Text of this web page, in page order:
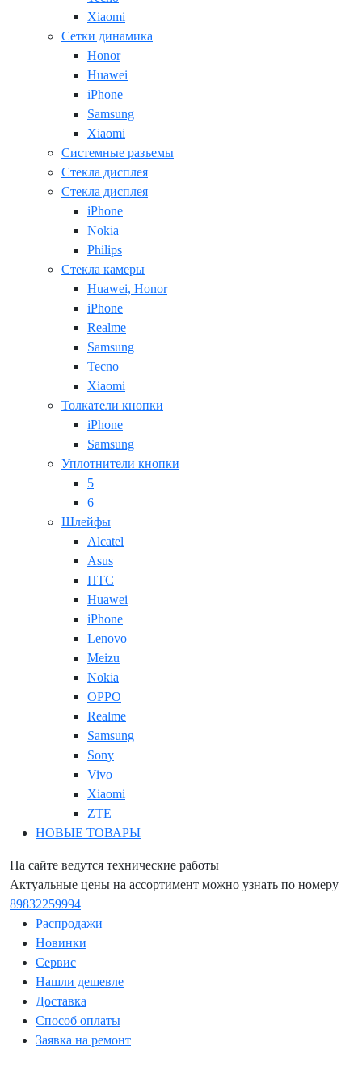
Xiaomi
Сетки динамика
Honor
Huawei
iPhone
Samsung
Xiaomi
Системные разъемы
Стекла дисплея
Стекла дисплея
iPhone
Nokia
Philips
Стекла камеры
Huawei, Honor
iPhone
Realme
Samsung
Tecno
Xiaomi
Толкатели кнопки
iPhone
Samsung
Уплотнители кнопки
5
6
Шлейфы
Alcatel
Asus
HTC
Huawei
iPhone
Lenovo
Meizu
Nokia
OPPO
Realme
Samsung
Sony
Vivo
Xiaomi
ZTE
НОВЫЕ ТОВАРЫ
На сайте ведутся технические работы
Актуальные цены на ассортимент можно узнать по номеру
89832259994
Распродажи
Новинки
Сервис
Нашли дешевле
Доставка
Способ оплаты
Заявка на ремонт